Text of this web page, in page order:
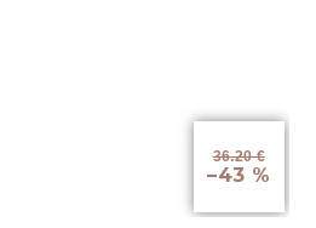
36.20 €
–43 %